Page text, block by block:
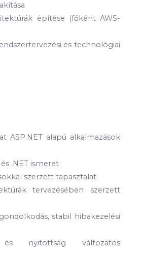
építése (főként AWS-
és technológiai
ASP.NET alapú alkalmazások
.NET ismeret
szerzett tapasztalat
tervezésében szerzett
stabil hibakezelési
és nyitottság változatos